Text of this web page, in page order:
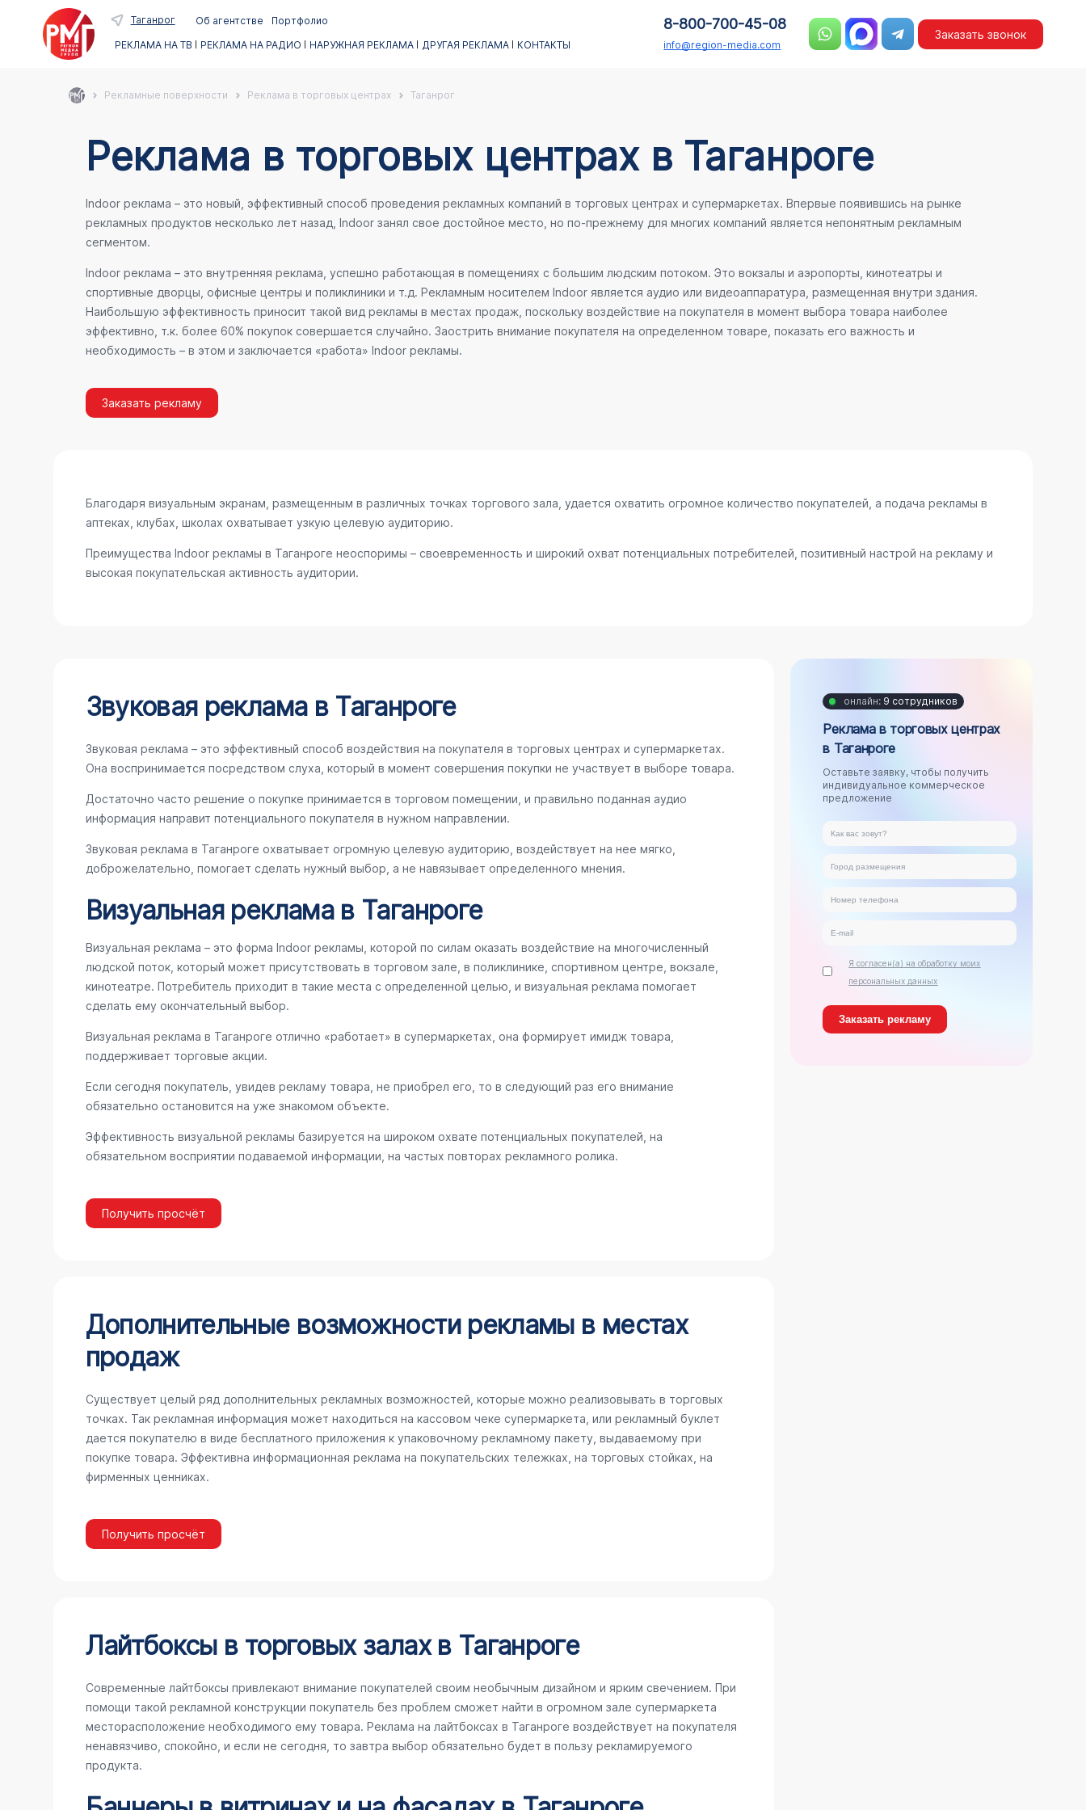
Таганрог Об агентстве
Портфолио
РЕКЛАМА НА ТВ
РЕКЛАМА НА РАДИО НАРУЖНАЯ РЕКЛАМА ДРУГАЯ РЕКЛАМА КОНТАКТЫ
8-800-700-45-08
info@region-media.com
Заказать звонок
Рекламные поверхности Реклама в торговых центрах Таганрог
Реклама в торговых центрах в Таганроге
Indoor реклама – это новый, эффективный способ проведения рекламных компаний в торговых центрах и супермаркетах. Впервые появившись на рынке
рекламных продуктов несколько лет назад, Indoor занял свое достойное место, но по-прежнему для многих компаний является непонятным рекламным
сегментом.
Indoor реклама – это внутренняя реклама, успешно работающая в помещениях с большим людским потоком. Это вокзалы и аэропорты, кинотеатры и
спортивные дворцы, офисные центры и поликлиники и т.д. Рекламным носителем Indoor является аудио или видеоаппаратура, размещенная внутри здания.
Наибольшую эффективность приносит такой вид рекламы в местах продаж, поскольку воздействие на покупателя в момент выбора товара наиболее
эффективно, т.к. более 60% покупок совершается случайно. Заострить внимание покупателя на определенном товаре, показать его важность и
необходимость – в этом и заключается «работа» Indoor рекламы.
Заказать рекламу
Благодаря визуальным экранам, размещенным в различных точках торгового зала, удается охватить огромное количество покупателей, а подача рекламы в
аптеках, клубах, школах охватывает узкую целевую аудиторию.
Преимущества Indoor рекламы в Таганроге неоспоримы – своевременность и широкий охват потенциальных потребителей, позитивный настрой на рекламу и
высокая покупательская активность аудитории.
Звуковая реклама в Таганроге
Звуковая реклама – это эффективный способ воздействия на покупателя в торговых центрах и супермаркетах.
Она воспринимается посредством слуха, который в момент совершения покупки не участвует в выборе товара.
Достаточно часто решение о покупке принимается в торговом помещении, и правильно поданная аудио
информация направит потенциального покупателя в нужном направлении.
Звуковая реклама в Таганроге охватывает огромную целевую аудиторию, воздействует на нее мягко,
доброжелательно, помогает сделать нужный выбор, а не навязывает определенного мнения.
Визуальная реклама в Таганроге
Визуальная реклама – это форма Indoor рекламы, которой по силам оказать воздействие на многочисленный
людской поток, который может присутствовать в торговом зале, в поликлинике, спортивном центре, вокзале,
кинотеатре. Потребитель приходит в такие места с определенной целью, и визуальная реклама помогает
сделать ему окончательный выбор.
Визуальная реклама в Таганроге отлично «работает» в супермаркетах, она формирует имидж товара,
поддерживает торговые акции.
Если сегодня покупатель, увидев рекламу товара, не приобрел его, то в следующий раз его внимание
обязательно остановится на уже знакомом объекте.
Эффективность визуальной рекламы базируется на широком охвате потенциальных покупателей, на
обязательном восприятии подаваемой информации, на частых повторах рекламного ролика.
Получить просчёт
Дополнительные возможности рекламы в местах
продаж
Существует целый ряд дополнительных рекламных возможностей, которые можно реализовывать в торговых
точках. Так рекламная информация может находиться на кассовом чеке супермаркета, или рекламный буклет
дается покупателю в виде бесплатного приложения к упаковочному рекламному пакету, выдаваемому при
покупке товара. Эффективна информационная реклама на покупательских тележках, на торговых стойках, на
фирменных ценниках.
Получить просчёт
Лайтбоксы в торговых залах в Таганроге
Современные лайтбоксы привлекают внимание покупателей своим необычным дизайном и ярким свечением. При
помощи такой рекламной конструкции покупатель без проблем сможет найти в огромном зале супермаркета
месторасположение необходимого ему товара. Реклама на лайтбоксах в Таганроге воздействует на покупателя
ненавязчиво, спокойно, и если не сегодня, то завтра выбор обязательно будет в пользу рекламируемого
продукта.
онлайн: 9 сотрудников
Реклама в торговых центрах
в Таганроге
Оставьте заявку, чтобы получить
индивидуальное коммерческое
предложение
Я согласен(а) на обработку моих
персональных данных